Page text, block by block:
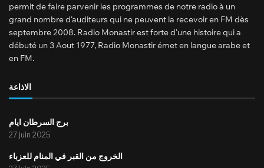
permit de faire parvenir les programmes de notre radio à un
grand nombre d’auditeurs qui ne peuvent la recevoir en FM dès
septembre 2008. Radio Monastir est forte d’une histoire qui a
débuté un 3 Aout 1977, Radio Monastir émet en langue arabe et
en FM.
الاذاعة
برج السرطان ايام
27 juin 2025
الخروج من القبر في المنام للعزباء